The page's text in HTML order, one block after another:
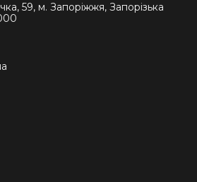
59, м. Запоріжжя, Запорізька